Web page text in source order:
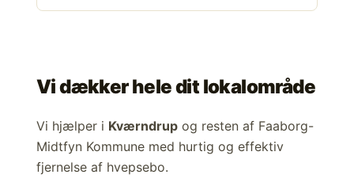
Vi dækker hele dit lokalområde
Vi hjælper i Kværndrup og resten af Faaborg-
Midtfyn Kommune med hurtig og effektiv
fjernelse af hvepsebo.